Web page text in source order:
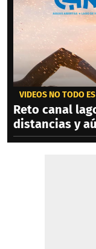
VIDEOS NO TODO
Reto canal
distancias y